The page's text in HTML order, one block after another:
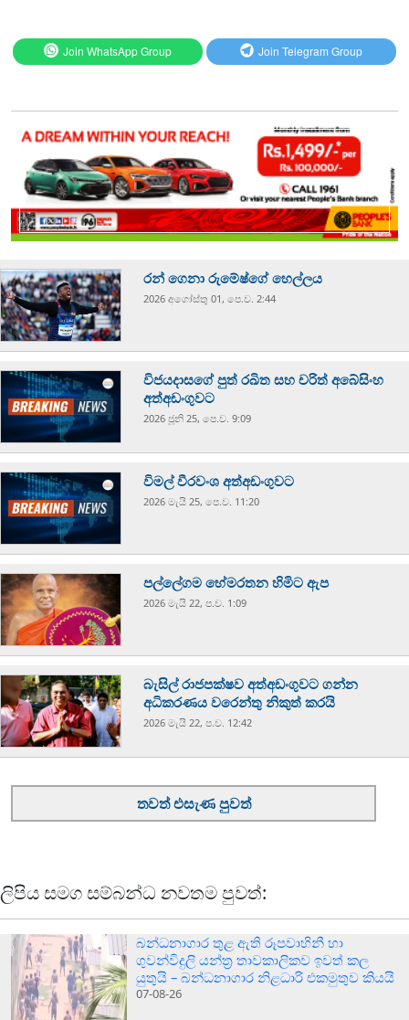
Join WhatsApp Group Join Telegram Group
රන් ගෙනා රුමේෂ්ගේ හෙල්ලය
2026 අගෝස්‍තු 01, පෙ.ව. 2:44
විජයදාසගේ පුත් රඛිත සහ චරිත් අබේසිංහ
අත්අඩංගුවට
2026 ජූනි 25, පෙ.ව. 9:09
විමල් වීරවංශ අත්අඩංගුවට
2026 මැයි 25, පෙ.ව. 11:20
පල්ලේගම හේමරතන හිමිට ඇප
2026 මැයි 22, ප.ව. 1:09
බැසිල් රාජපක්ෂව අත්අඩංගුවට ගන්න
අධිකරණය වරෙන්තු නිකුත් කරයි
2026 මැයි 22, ප.ව. 12:42
තවත් එසැණ පුවත්
ලිපිය සමග සම්බන්ධ නවතම පුවත්:
බන්ධනාගාර තුළ ඇති රූපවාහිනී හා
ගුවන්විදුලි යන්ත්‍ර තාවකාලිකව ඉවත් කල
යුතුයි – බන්ධනාගාර නිළධාරි එකමුතුව කියයි
07-08-26